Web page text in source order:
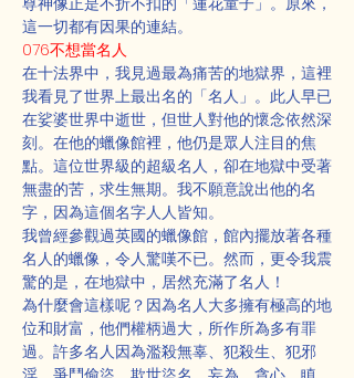
這一切都有因果的連結。
076不想當名人
在十法界中，我見過最為痛苦的地獄界，這裡
我看見了世界上最出名的「名人」。此人早已
在娑婆世界中逝世，但世人對他的懷念依然深
刻。在他的蠟像館裡，他仍是眾人注目的焦
點。這位世界級的超級名人，卻在地獄中受著
無盡的苦，求生無期。我不願意說出他的名
字，因為這個名字人人皆知。
我曾經參觀過英國的蠟像館，館內擺放著各種
名人的蠟像，令人驚嘆不已。然而，更令我震
驚的是，在地獄中，居然充滿了名人！
為什麼會這樣呢？因為名人大多擁有極高的地
位和財富，他們權柄過大，所作所為多有罪
過。許多名人因為濫殺無辜、犯殺生、犯邪